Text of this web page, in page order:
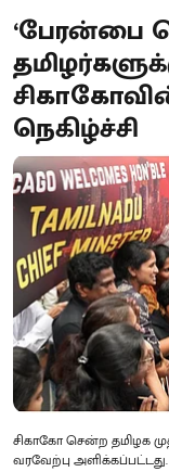
‘பேரன்பை
நெகிழ்ச்சி
சிகாகோ சென்ற தமிழக
வரவேற்பு அளிக்கப்பட்டது.